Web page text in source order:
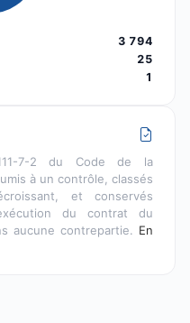
3 794
25
1
7-2 du Code de la
à un contrôle, classés
et conservés
du contrat du
aucune contrepartie. En